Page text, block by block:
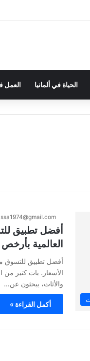
الحياة في ألمانيا العمل
أفضل تطبيق
العالمية بأرخص
أفضل تطبيق للتسوق
الأسعار. بات كثير من
والأثاث، يبحثون عن…
أكمل القراءة »